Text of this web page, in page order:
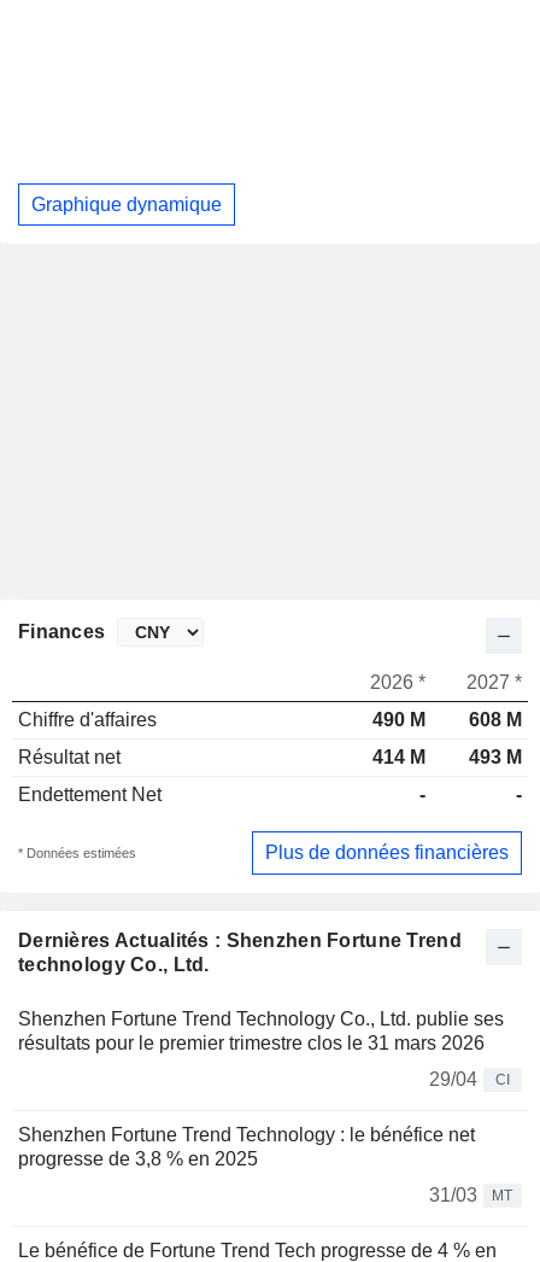
Graphique dynamique
Dernières Actualités : Shenzhen Fortune Trend
technology Co., Ltd.
Shenzhen Fortune Trend Technology Co., Ltd. publie ses
résultats pour le premier trimestre clos le 31 mars 2026
29/04
CI
Shenzhen Fortune Trend Technology : le bénéfice net
progresse de 3,8 % en 2025
31/03
MT
Le bénéfice de Fortune Trend Tech progresse de 4 % en
Finances
2026 *
2027 *
Chiffre d'affaires
490 M
608 M
Résultat net
414 M
493 M
Endettement Net
- -
* Données estimées Plus de données financières